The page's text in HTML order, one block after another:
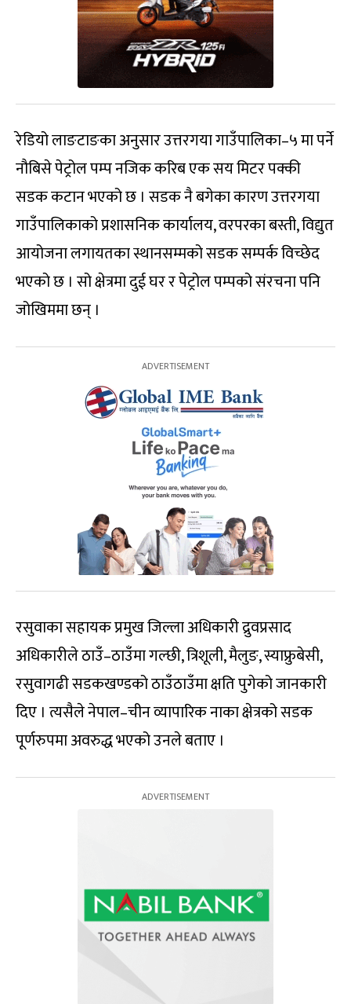
रेडियो लाङटाङका अनुसार उत्तरगया गाउँपालिका–५ मा पर्ने
नौबिसे पेट्रोल पम्प नजिक करिब एक सय मिटर पक्की
सडक कटान भएको छ । सडक नै बगेका कारण उत्तरगया
गाउँपालिकाको प्रशासनिक कार्यालय, वरपरका बस्ती, विद्युत
आयोजना लगायतका स्थानसम्मको सडक सम्पर्क विच्छेद
भएको छ । सो क्षेत्रमा दुई घर र पेट्रोल पम्पको संरचना पनि
जोखिममा छन् ।
रसुवाका सहायक प्रमुख जिल्ला अधिकारी द्रुवप्रसाद
अधिकारीले ठाउँ–ठाउँमा गल्छी, त्रिशूली, मैलुङ, स्याफ्रुबेसी,
रसुवागढी सडकखण्डको ठाउँठाउँमा क्षति पुगेको जानकारी
दिए । त्यसैले नेपाल–चीन व्यापारिक नाका क्षेत्रको सडक
पूर्णरुपमा अवरुद्ध भएको उनले बताए ।